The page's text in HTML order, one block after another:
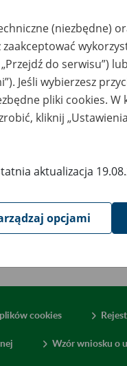
cookies
Wzór wniosku o
(niezbędne)
do serwisu”)
Jeśli wybierzesz
pliki cookies. W
kliknij
aktualizacja
opcjami